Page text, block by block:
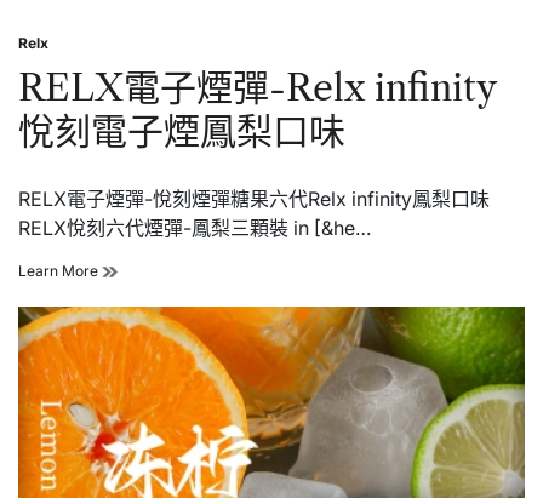
Posted
in
Relx
RELX電子煙彈-Relx infinity
悅刻電子煙鳳梨口味
RELX電子煙彈-悅刻煙彈糖果六代Relx infinity鳳梨口味
RELX悅刻六代煙彈-鳳梨三顆裝 in [&he…
Learn More RELX
子
彈-
Relx
infinity
悅
刻
電
子